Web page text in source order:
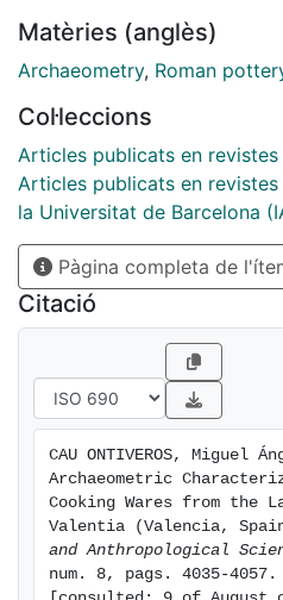
mineralogical and
results show a wide range
however, the identification of
that resembles African
have been locally or
the possible production in
wares. These results provide
production and distribution
the area and contribute to a
trade dynamics in the
Matèries (anglès)
Archaeometry, Roman
Col·leccions
Articles publicats en
Articles publicats en
la Universitat de Barcelona
Pàgina completa de
Citació
CAU ONTIVEROS, Miguel
Archaeometric
Cooking Wares from the
Valentia (Valencia,
and Anthropological
num. 8, pags. 4035-4057.